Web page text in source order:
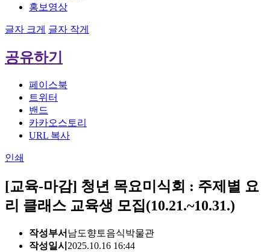
홍보영상
글자 크게 글자 작게
공유하기
페이스북
트위터
밴드
카카오스토리
URL 복사
인쇄
[교육-마감] 청년 목요미식회 : 주제별 요
리 클래스 교육생 모집(10.21.~10.31.)
작성부서 남도향토음식박물관
작성일시 2025.10.16 16:44